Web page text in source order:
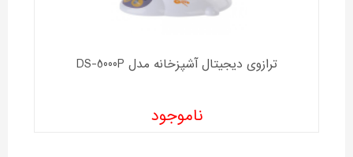
ترازوی دیجیتال آشپزخانه مدل DS-5000P
ناموجود